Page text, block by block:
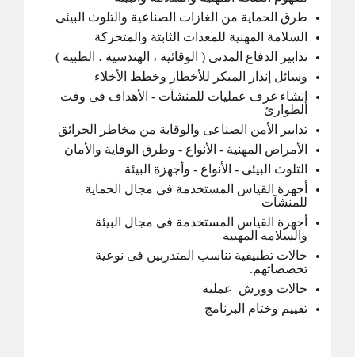
طرق الحماية من الغازات الصناعية والتلوث البيئى
السلامة المهنية للمعدات الثابتة والمتحركة
تدابير الدفاع المدنى ( الوقائية ، الهندسية ، الطبية )
وسائل إنذار المبكر للأخطار وخطط الأخلاء
إنشاء غرف عمليات للمنشآت - الأهداف فى وقت
الطوارئ
تدابير الأمن الصناعى والوقاية من مخاطر الحرائق
الأمراض المهنية - الأنواع - وطرق الوقاية والأمان
التلوث البيئى - الأنواع - وأجهزة البيئة
أجهزة القياس المستخدمة فى مجال الحماية
للمنشآت
أجهزة القياس المستخدمة فى مجال البيئة
والسلامة المهنية
حالات تطبيقية تناسب المتدربين فى نوعية
تخصصاتهم.
حالات وورش عملية
تقييم وختام البرنامج